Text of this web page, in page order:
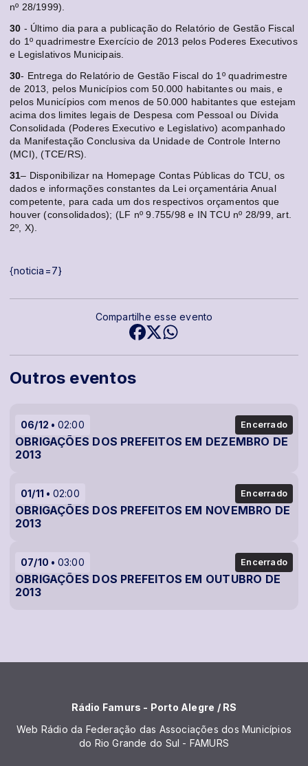
nº 28/1999).
30 - Último dia para a publicação do Relatório de Gestão Fiscal
do 1º quadrimestre Exercício de 2013 pelos Poderes Executivos
e Legislativos Municipais.
30- Entrega do Relatório de Gestão Fiscal do 1º quadrimestre
de 2013, pelos Municípios com 50.000 habitantes ou mais, e
pelos Municípios com menos de 50.000 habitantes que estejam
acima dos limites legais de Despesa com Pessoal ou Dívida
Consolidada (Poderes Executivo e Legislativo) acompanhado
da Manifestação Conclusiva da Unidade de Controle Interno
(MCI), (TCE/RS).
31– Disponibilizar na Homepage Contas Públicas do TCU, os
dados e informações constantes da Lei orçamentária Anual
competente, para cada um dos respectivos orçamentos que
houver (consolidados); (LF nº 9.755/98 e IN TCU nº 28/99, art.
2º, X).
{noticia=7}
Outros eventos
06/12 02:00 Encerrado
OBRIGAÇÕES DOS PREFEITOS EM DEZEMBRO DE
2013
01/11 02:00 Encerrado
OBRIGAÇÕES DOS PREFEITOS EM NOVEMBRO DE
2013
07/10 03:00 Encerrado
OBRIGAÇÕES DOS PREFEITOS EM OUTUBRO DE
2013
Compartilhe esse evento
Rádio Famurs - Porto Alegre / RS
Web Rádio da Federação das Associações dos Municípios
do Rio Grande do Sul - FAMURS